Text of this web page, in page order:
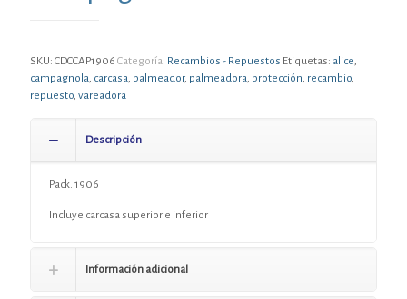
SKU: CDCCAP1906 Categoría: Recambios - Repuestos Etiquetas: alice,
campagnola, carcasa, palmeador, palmeadora, protección, recambio,
repuesto, vareadora
Descripción
Pack. 1906
Incluye carcasa superior e inferior
Información adicional